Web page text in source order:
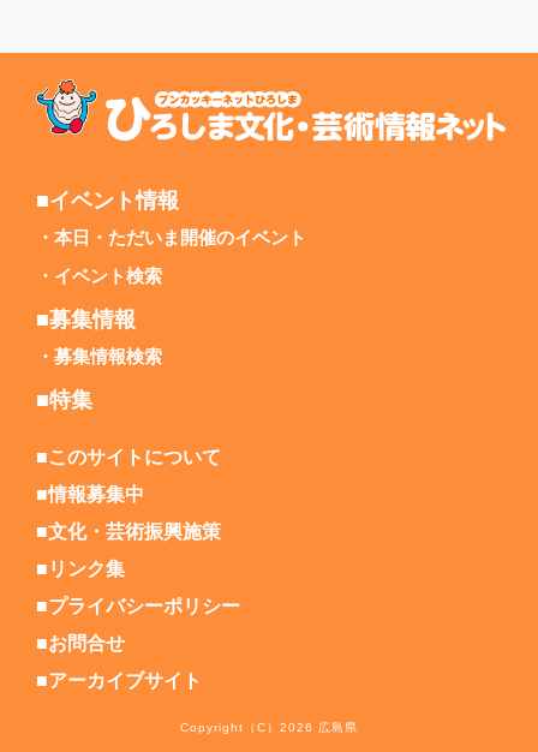
■イベント情報
本日・ただいま開催のイベント
イベント検索
■募集情報
募集情報検索
■特集
■このサイトについて
■情報募集中
■文化・芸術振興施策
■リンク集
■プライバシーポリシー
■お問合せ
■アーカイブサイト
Copyright（C）2026 広島県